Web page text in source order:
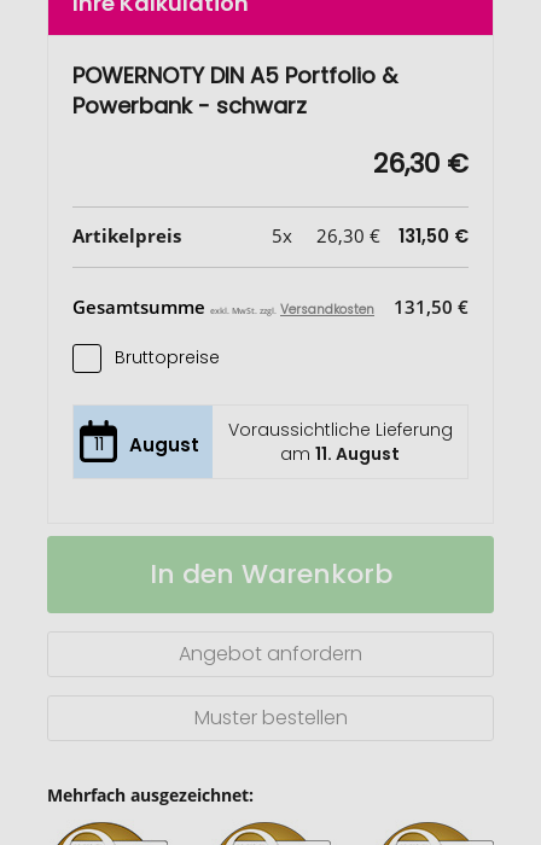
POWERNOTY DIN A5 Portfolio &
Powerbank - schwarz
26,30 €
Artikelpreis 5x 26,30 € 131,50 €
Gesamtsumme exkl. MwSt. zzgl. Versandkosten 131,50 €
Bruttopreise
11 August
Voraussichtliche Lieferung
am11. August
POWERNOTY
Portfolio
Auf
In den Warenkorb
Angebot anfordern
Muster bestellen
Mehrfach ausgezeichnet: